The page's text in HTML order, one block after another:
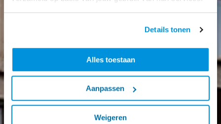
Details tonen
Alles toestaan
Aanpassen
Weigeren